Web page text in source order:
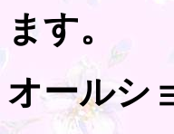
ます。
オールシ